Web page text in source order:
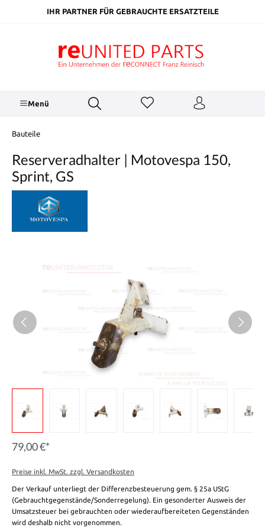
springenIHR PARTNER FÜR GEBRAUCHTE ERSATZTEILE
Menü
Bauteile
Reserveradhalter | Motovespa 150,
Sprint, GS
79,00 €*
Preise inkl. MwSt. zzgl. Versandkosten
Der Verkauf unterliegt der Differenzbesteuerung gem. § 25a UStG
(Gebrauchtgegenstände/Sonderregelung). Ein gesonderter Ausweis der
Umsatzsteuer bei gebrauchten oder wiederaufbereiteten Gegenständen
wird deshalb nicht vorgenommen.